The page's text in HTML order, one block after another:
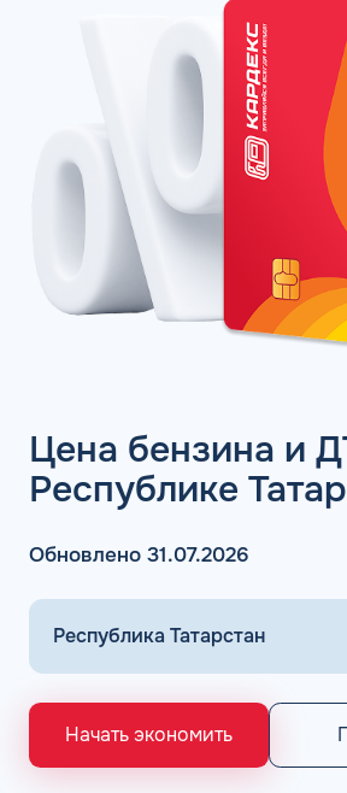
Цена бензина и
Республике
Обновлено 31.07.2026
Начать экономить